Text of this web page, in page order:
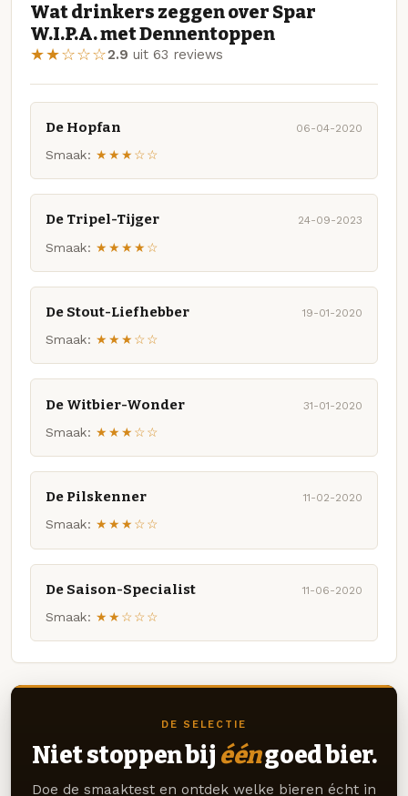
Wat drinkers zeggen over Spar
W.I.P.A. met Dennentoppen
★★☆☆☆2.9 uit 63 reviews
De Hopfan 06-04-2020
Smaak: ★★★☆☆
De Tripel-Tijger 24-09-2023
Smaak: ★★★★☆
De Stout-Liefhebber 19-01-2020
Smaak: ★★★☆☆
De Witbier-Wonder 31-01-2020
Smaak: ★★★☆☆
De Pilskenner 11-02-2020
Smaak: ★★★☆☆
De Saison-Specialist 11-06-2020
Smaak: ★★☆☆☆
DE SELECTIE
Niet stoppen bij ééngoed bier.
Doe de smaaktest en ontdek welke bieren écht in